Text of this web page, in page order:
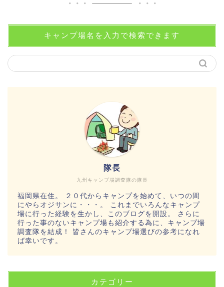
キャンプ場名を入力で検索できます
九州キャンプ場調査隊の隊長
隊長
福岡県在住。 ２０代からキャンプを始めて、いつの間
にやらオジサンに・・・。 これまでいろんなキャンプ
場に行った経験を生かし、このブログを開設。 さらに
行った事のないキャンプ場も紹介する為に、キャンプ場
調査隊を結成！ 皆さんのキャンプ場選びの参考になれ
ば幸いです。
カテゴリー